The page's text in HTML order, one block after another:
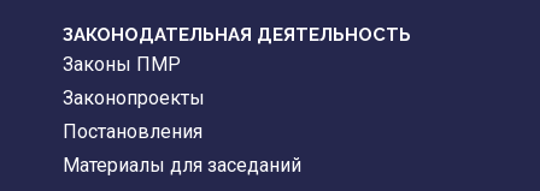
ЗАКОНОДАТЕЛЬНАЯ ДЕЯТЕЛЬНОСТЬ
Законы ПМР
Законопроекты
Постановления
Материалы для заседаний